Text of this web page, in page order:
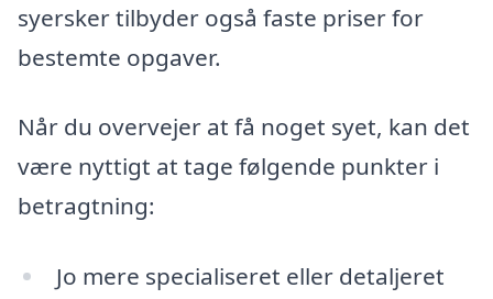
syersker tilbyder også faste priser for
bestemte opgaver.
Når du overvejer at få noget syet, kan det
være nyttigt at tage følgende punkter i
betragtning:
Jo mere specialiseret eller detaljeret